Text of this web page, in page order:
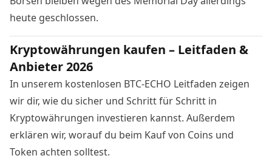
heute geschlossen.
Kryptowährungen kaufen – Leitfaden &
Anbieter 2026
In unserem kostenlosen BTC-ECHO Leitfaden zeigen
wir dir, wie du sicher und Schritt für Schritt in
Kryptowährungen investieren kannst. Außerdem
erklären wir, worauf du beim Kauf von Coins und
Token achten solltest.